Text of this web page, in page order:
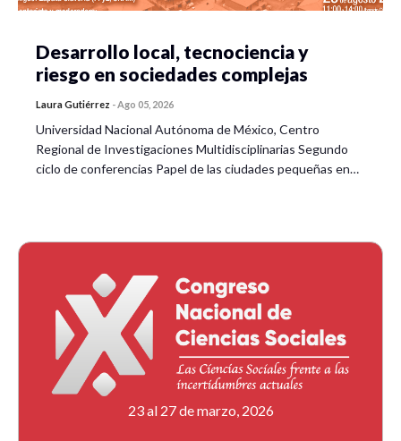
Desarrollo local, tecnociencia y
riesgo en sociedades complejas
Laura Gutiérrez -Ago 05, 2026
Universidad Nacional Autónoma de México, Centro
Regional de Investigaciones Multidisciplinarias Segundo
ciclo de conferencias Papel de las ciudades pequeñas en…
23 al 27 de marzo, 2026